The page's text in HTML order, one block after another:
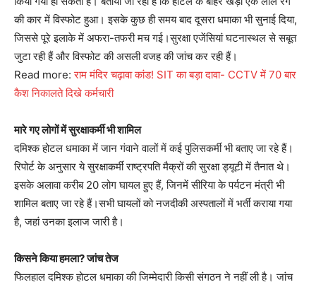
की कार में विस्फोट हुआ। इसके कुछ ही समय बाद दूसरा धमाका भी सुनाई दिया,
जिससे पूरे इलाके में अफरा-तफरी मच गई।सुरक्षा एजेंसियां घटनास्थल से सबूत
जुटा रही हैं और विस्फोट की असली वजह की जांच कर रही हैं।
Read more:राम मंदिर चढ़ावा कांड! SIT का बड़ा दावा- CCTV में 70 बार
कैश निकालते दिखे कर्मचारी
मारे गए लोगों में सुरक्षाकर्मी भी शामिल
दमिश्क होटल धमाका में जान गंवाने वालों में कई पुलिसकर्मी भी बताए जा रहे हैं।
रिपोर्ट के अनुसार ये सुरक्षाकर्मी राष्ट्रपति मैक्रों की सुरक्षा ड्यूटी में तैनात थे।
इसके अलावा करीब 20 लोग घायल हुए हैं, जिनमें सीरिया के पर्यटन मंत्री भी
शामिल बताए जा रहे हैं।सभी घायलों को नजदीकी अस्पतालों में भर्ती कराया गया
है, जहां उनका इलाज जारी है।
किसने किया हमला? जांच तेज
फिलहाल दमिश्क होटल धमाका की जिम्मेदारी किसी संगठन ने नहीं ली है। जांच